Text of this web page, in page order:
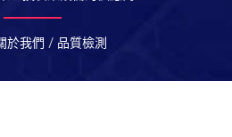
於我們 / 品質檢測